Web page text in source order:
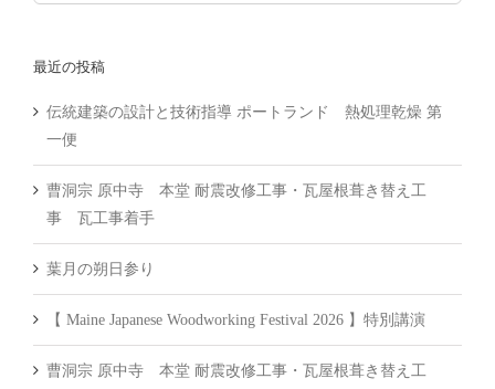
最近の投稿
伝統建築の設計と技術指導 ポートランド 熱処理乾燥 第
一便
曹洞宗 原中寺 本堂 耐震改修工事・瓦屋根葺き替え工
事 瓦工事着手
葉月の朔日参り
【 Maine Japanese Woodworking Festival 2026 】特別講演
曹洞宗 原中寺 本堂 耐震改修工事・瓦屋根葺き替え工